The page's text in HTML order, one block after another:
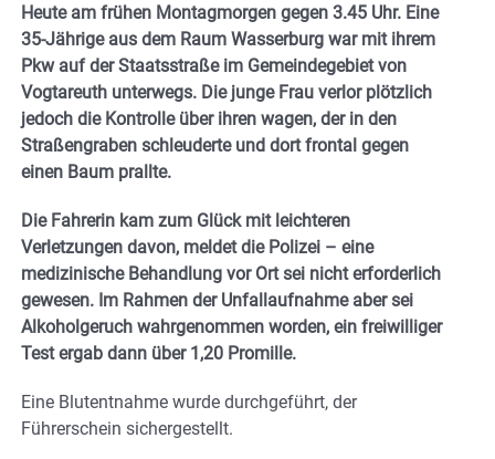
Heute am frühen Montagmorgen gegen 3.45 Uhr. Eine
35-Jährige aus dem Raum Wasserburg war mit ihrem
Pkw auf der Staatsstraße im Gemeindegebiet von
Vogtareuth unterwegs. Die junge Frau verlor plötzlich
jedoch die Kontrolle über ihren wagen, der in den
Straßengraben schleuderte und dort frontal gegen
einen Baum prallte.
Die Fahrerin kam zum Glück mit leichteren
Verletzungen davon, meldet die Polizei – eine
medizinische Behandlung vor Ort sei nicht erforderlich
gewesen. Im Rahmen der Unfallaufnahme aber sei
Alkoholgeruch wahrgenommen worden, ein freiwilliger
Test ergab dann über 1,20 Promille.
Eine Blutentnahme wurde durchgeführt, der
Führerschein sichergestellt.